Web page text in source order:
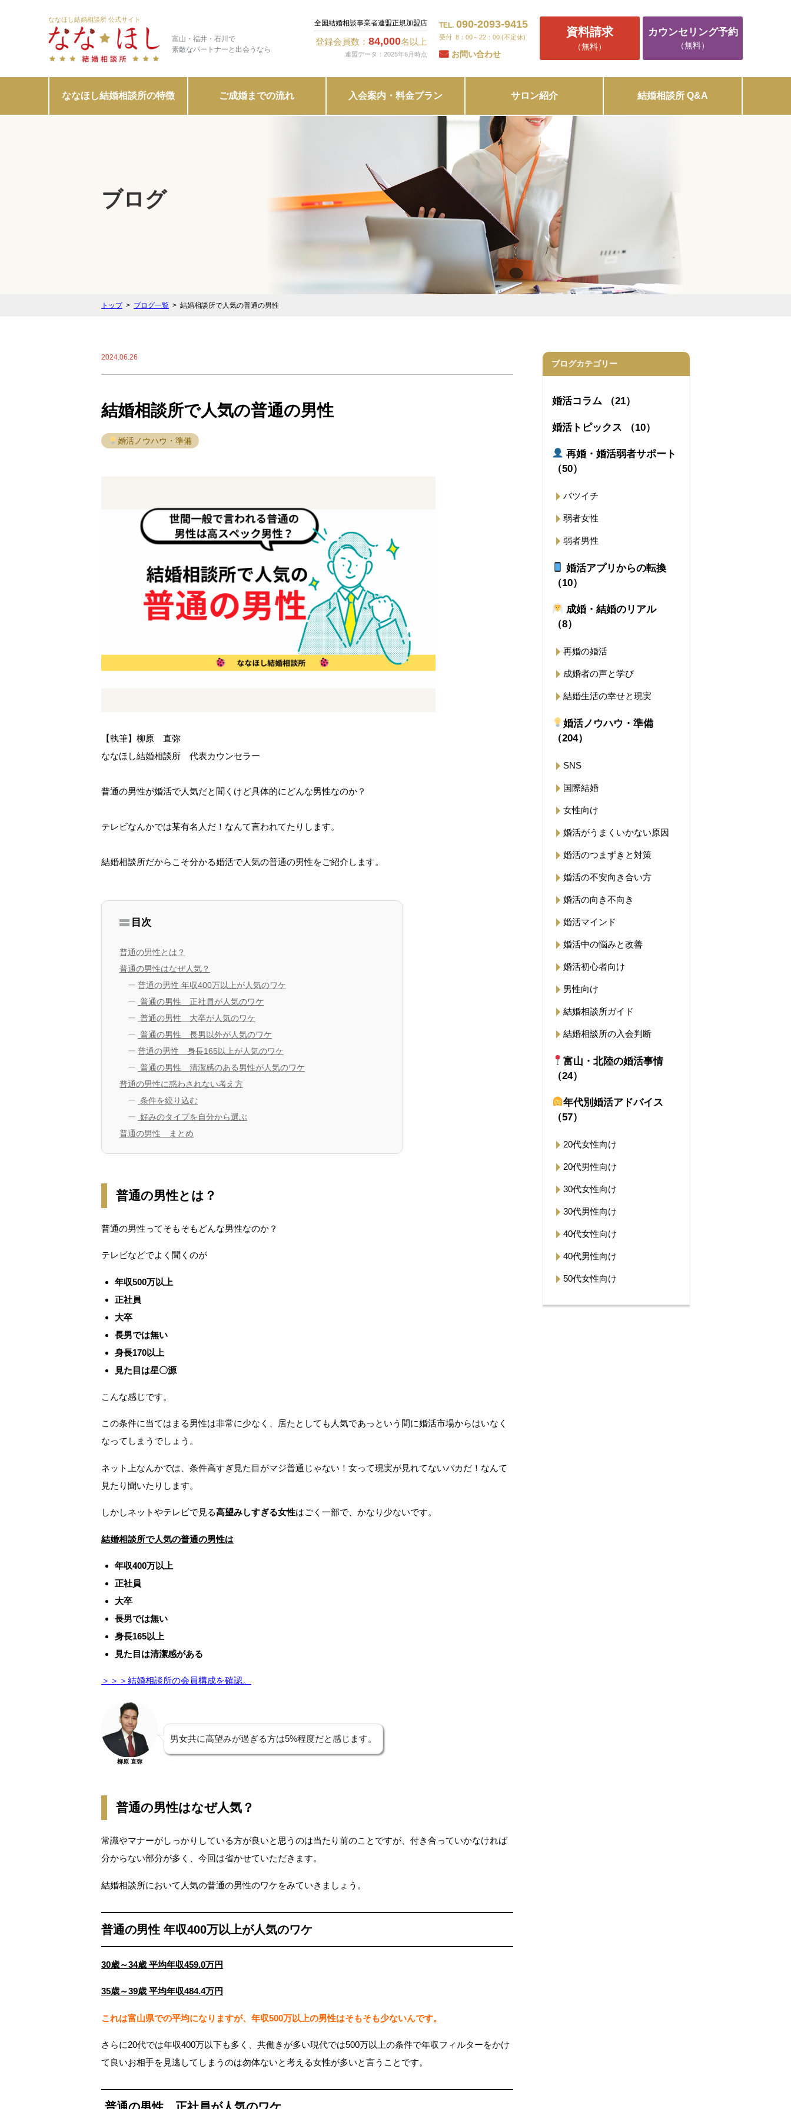
ななほし結婚相談所 公式サイト
富山・福井・石川で
素敵なパートナーと出会うなら
全国結婚相談事業者連盟正規加盟店
登録会員数： 84,000名以上
連盟データ：2025年6月時点
TEL. 090-2093-9415
8：00～22：00 (不定休)
お問い合わせ
資料請求
（無料）
カウンセリング予約
（無料）
ななほし結婚相談所の特徴 ご成婚までの流れ 入会案内・料金プラン サロン紹介 結婚相談所 Q&A
ブログ
トップ ブログ一覧 結婚相談所で人気の普通の男性
2024.06.26
結婚相談所で人気の普通の男性
婚活ノウハウ・準備
【執筆】柳原 直弥
ななほし結婚相談所 代表カウンセラー
普通の男性が婚活で人気だと聞くけど具体的にどんな男性なのか？
テレビなんかでは某有名人だ！なんて言われてたりします。
結婚相談所だからこそ分かる婚活で人気の普通の男性をご紹介します。
目次
普通の男性とは？
普通の男性はなぜ人気？
普通の男性 年収400万以上が人気のワケ
普通の男性 正社員が人気のワケ
普通の男性 大卒が人気のワケ
普通の男性 長男以外が人気のワケ
普通の男性 身長165以上が人気のワケ
普通の男性 清潔感のある男性が人気のワケ
普通の男性に惑わされない考え方
条件を絞り込む
好みのタイプを自分から選ぶ
普通の男性 まとめ
普通の男性とは？
普通の男性ってそもそもどんな男性なのか？
テレビなどでよく聞くのが
年収500万以上
正社員
大卒
長男では無い
身長170以上
見た目は星〇源
こんな感じです。
この条件に当てはまる男性は非常に少なく、居たとしても人気であっという間に婚活市場からはいなく
なってしまうでしょう。
ネット上なんかでは、条件高すぎ見た目がマジ普通じゃない！女って現実が見れてないバカだ！なんて
見たり聞いたりします。
しかしネットやテレビで見る高望みしすぎる女性はごく一部で、かなり少ないです。
結婚相談所で人気の普通の男性は
年収400万以上
正社員
大卒
長男では無い
身長165以上
見た目は清潔感がある
＞＞＞結婚相談所の会員構成を確認。
柳原 直弥
男女共に高望みが過ぎる方は5%程度だと感じます。
普通の男性はなぜ人気？
常識やマナーがしっかりしている方が良いと思うのは当たり前のことですが、付き合っていかなければ
分からない部分が多く、今回は省かせていただきます。
結婚相談所において人気の普通の男性のワケをみていきましょう。
普通の男性 年収400万以上が人気のワケ
30歳～34歳 平均年収459.0万円
35歳～39歳 平均年収484.4万円
これは富山県での平均になりますが、年収500万以上の男性はそもそも少ないんです。
さらに20代では年収400万以下も多く、共働きが多い現代では500万以上の条件で年収フィルターをかけ
て良いお相手を見逃してしまうのは勿体ないと考える女性が多いと言うことです。
ブログカテゴリー
婚活コラム （21）
婚活トピックス （10）
再婚・婚活弱者サポート
（50）
バツイチ
弱者女性
弱者男性
婚活アプリからの転換
（10）
成婚・結婚のリアル
（8）
再婚の婚活
成婚者の声と学び
結婚生活の幸せと現実
婚活ノウハウ・準備
（204）
SNS
国際結婚
女性向け
婚活がうまくいかない原因
婚活のつまずきと対策
婚活の不安向き合い方
婚活の向き不向き
婚活マインド
婚活中の悩みと改善
婚活初心者向け
男性向け
結婚相談所ガイド
結婚相談所の入会判断
富山・北陸の婚活事情
（24）
年代別婚活アドバイス
（57）
20代女性向け
20代男性向け
30代女性向け
30代男性向け
40代女性向け
40代男性向け
50代女性向け